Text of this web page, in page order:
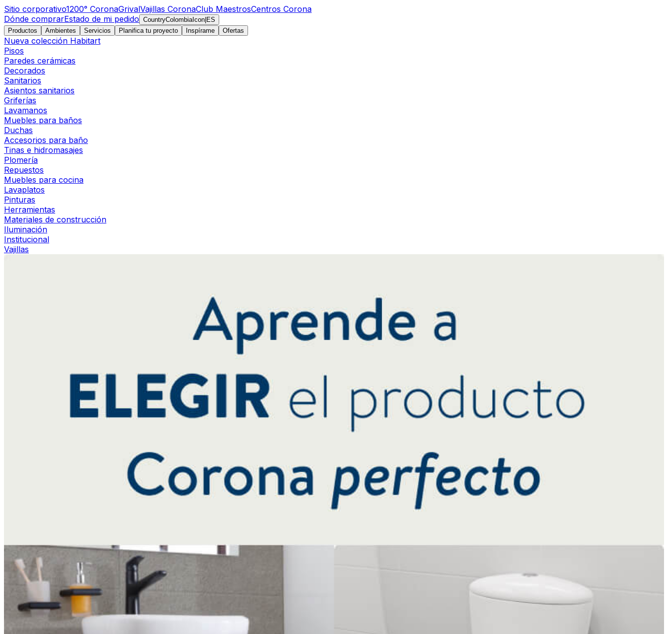
Sitio corporativo1200° CoronaGrivalVajillas CoronaClub MaestrosCentros Corona
Dónde comprarEstado de mi pedido CountryColombiaIcon ES
Productos
Ambientes Servicios Planifica tu proyecto Inspírame Ofertas
Nueva colección Habitart
Pisos
Paredes cerámicas
Decorados
Sanitarios
Asientos sanitarios
Griferías
Lavamanos
Muebles para baños
Duchas
Accesorios para baño
Tinas e hidromasajes
Plomería
Repuestos
Muebles para cocina
Lavaplatos
Pinturas
Herramientas
Materiales de construcción
Iluminación
Institucional
Vajillas